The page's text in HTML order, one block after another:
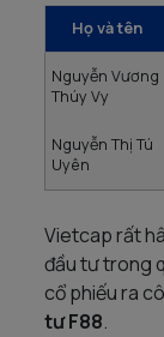
Họ và tên
Nguyễn Vương
Thúy Vy
Nguyễn Thị Tú
Uyên
Vietcap rất
đầu tư trong
cổ phiếu ra
tư F88.